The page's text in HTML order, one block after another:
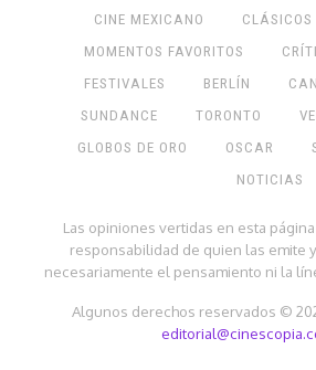
CINE MEXICANO CLÁSICOS
MOMENTOS FAVORITOS
FESTIVALES
BERLÍN
SUNDANCE
TORONTO
GLOBOS DE ORO
OSCAR
NOTICIAS
Las opiniones vertidas en esta
responsabilidad de quien las emite
necesariamente el pensamiento ni la
Algunos derechos reservados ©